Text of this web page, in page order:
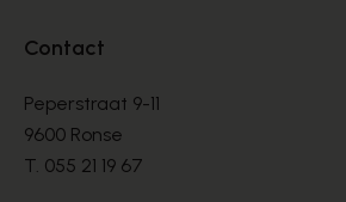
Contact
Peperstraat 9-11
9600 Ronse
T. 055 21 19 67